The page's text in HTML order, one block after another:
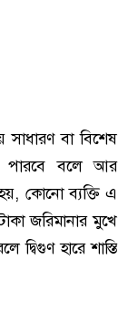
সাধারণ বা বিশেষ
পারবে বলে আর
কোনো ব্যক্তি এ
জরিমানার মুখে
হারে শাস্তি